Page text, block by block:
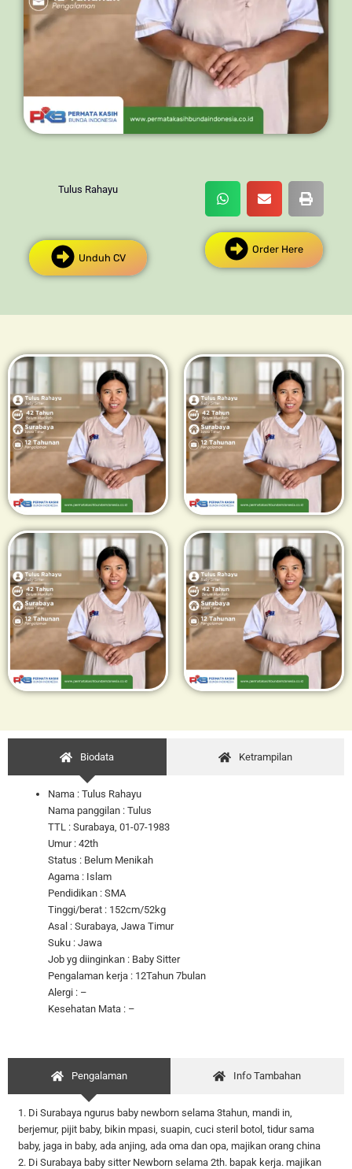
Tulus Rahayu
Unduh CV
Order Here
Biodata Ketrampilan
Nama : Tulus Rahayu
Nama panggilan : Tulus
TTL : Surabaya, 01-07-1983
Umur : 42th
Status : Belum Menikah
Agama : Islam
Pendidikan : SMA
Tinggi/berat : 152cm/52kg
Asal : Surabaya, Jawa Timur
Suku : Jawa
Job yg diinginkan : Baby Sitter
Pengalaman kerja : 12Tahun 7bulan
Alergi : –
Kesehatan Mata : –
Pengalaman Info Tambahan
1. Di Surabaya ngurus baby newborn selama 3tahun, mandi in,
berjemur, pijit baby, bikin mpasi, suapin, cuci steril botol, tidur sama
baby, jaga in baby, ada anjing, ada oma dan opa, majikan orang china
2. Di Surabaya baby sitter Newborn selama 2th. bapak kerja. majikan